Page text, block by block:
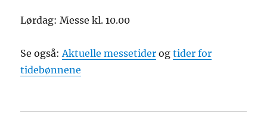
Lørdag: Messe kl. 10.00
Se også: Aktuelle messetider ogtider for
tidebønnene